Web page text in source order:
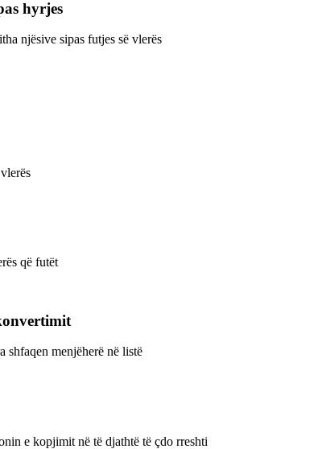
hyrjes
njësive sipas futjes së vlerës
që futët
shfaqen menjëherë në listë
e kopjimit në të djathtë të çdo rreshti